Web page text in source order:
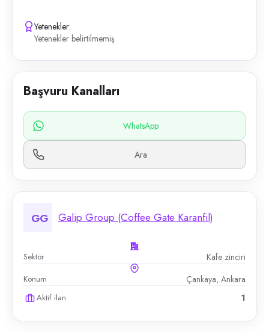
Yetenekler:
Yetenekler belirtilmemiş
Başvuru Kanalları
WhatsApp
Ara
GG Galip Group (Coffee Gate Karanfil)
Sektör Kafe zinciri
Konum Çankaya, Ankara
Aktif ilan 1